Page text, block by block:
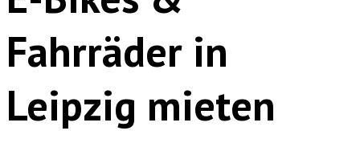
Fahrräder in
Leipzig mieten